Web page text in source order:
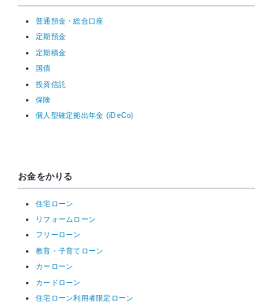
普通預金・総合口座
定期預金
定期積金
国債
投資信託
保険
個人型確定拠出年金 (iDeCo)
お金をかりる
住宅ローン
リフォームローン
フリーローン
教育・子育てローン
カーローン
カードローン
住宅ローン利用者限定ローン